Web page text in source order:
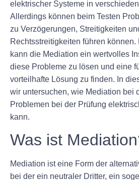
elektrischer Systeme in
Allerdings können beim Testen
zu Verzögerungen, Streitigkeiten
Rechtsstreitigkeiten führen
kann die Mediation ein wertvolles
diese Probleme zu lösen und eine
vorteilhafte Lösung zu finden. In
wir untersuchen, wie Mediation bei
Problemen bei der Prüfung
kann.
Was ist
Mediation ist eine Form der
bei der ein neutraler Dritter, ein